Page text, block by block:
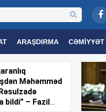
ARAŞDIRMA CƏMIYYƏT
MARAQLI
Məhəmməd
bildi” – Fazil